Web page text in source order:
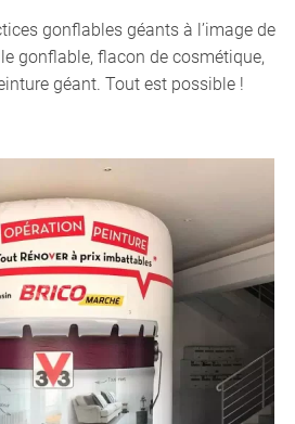
gonflables géants à l’image de
gonflable, flacon de cosmétique,
géant. Tout est possible !